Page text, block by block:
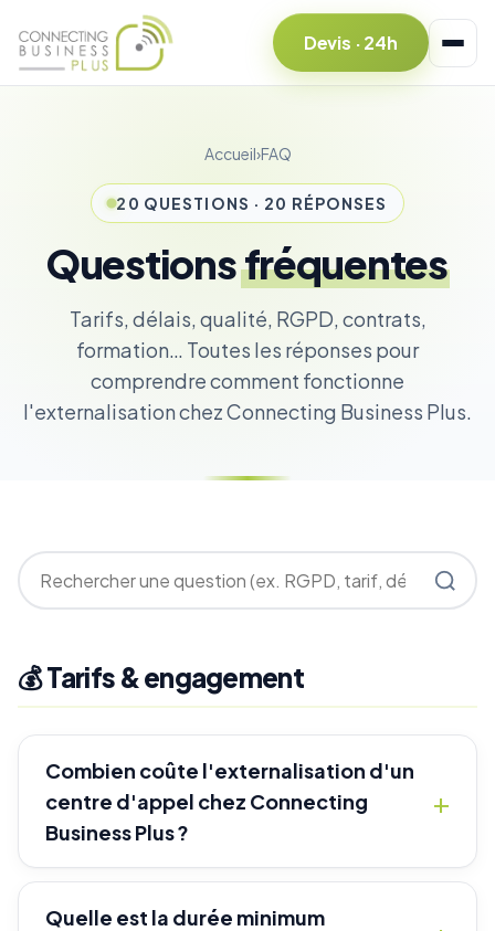
Devis · 24h
Accueil›FAQ
20 QUESTIONS · 20 RÉPONSES
Questionsfréquentes
Tarifs, délais, qualité, RGPD, contrats,
formation… Toutes les réponses pour
comprendre comment fonctionne
l'externalisation chez Connecting Business Plus.
💰 Tarifs & engagement
Combien coûte l'externalisation d'un
centre d'appel chez Connecting
Business Plus ?
Quelle est la durée minimum